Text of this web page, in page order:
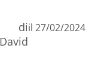
diil 27/02/2024